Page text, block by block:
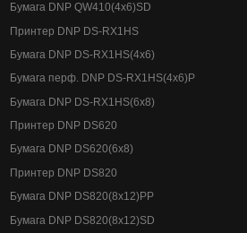
Бумага DNP QW410(4x6)SD
Принтер DNP DS-RX1HS
Бумага DNP DS-RX1HS(4x6)
Бумага перф. DNP DS-RX1HS(4x6)P
Бумага DNP DS-RX1HS(6x8)
Принтер DNP DS620
Бумага DNP DS620(6x8)
Принтер DNP DS820
Бумага DNP DS820(8x12)PP
Бумага DNP DS820(8x12)SD